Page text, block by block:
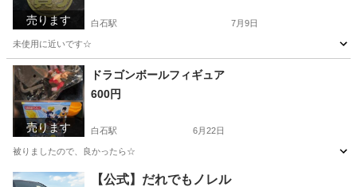
売ります 白石駅 7月9日
未使用に近いです☆
宮城 白石市 白石駅
売ります
ドラゴンボールフィギュア
600円
白石駅 6月22日
被りましたので、良かったら☆
宮城 白石市 白石駅 模型、プラモデル
【公式】だれでもノレル